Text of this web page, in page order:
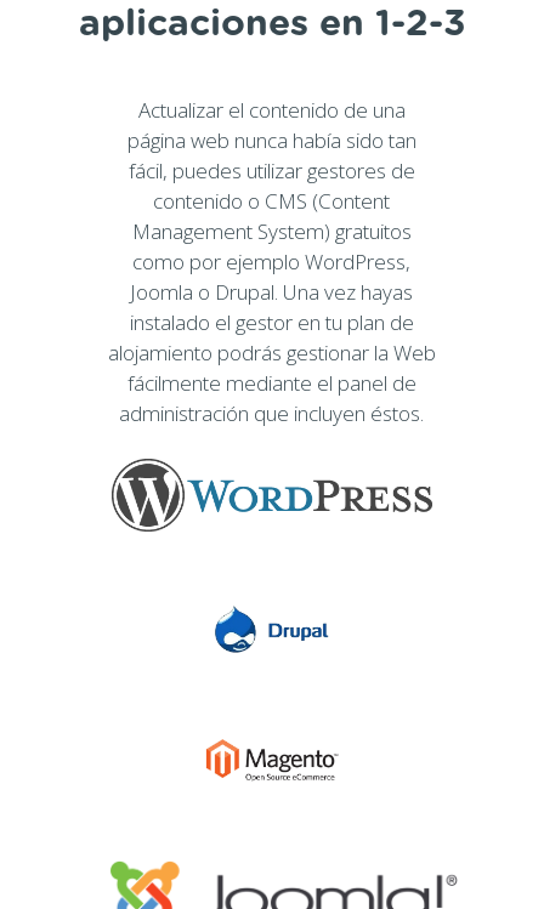
aplicaciones en 1-2-3
Actualizar el contenido de una
página web nunca había sido tan
fácil, puedes utilizar gestores de
contenido o CMS (Content
Management System) gratuitos
como por ejemplo WordPress,
Joomla o Drupal. Una vez hayas
instalado el gestor en tu plan de
alojamiento podrás gestionar la Web
fácilmente mediante el panel de
administración que incluyen éstos.